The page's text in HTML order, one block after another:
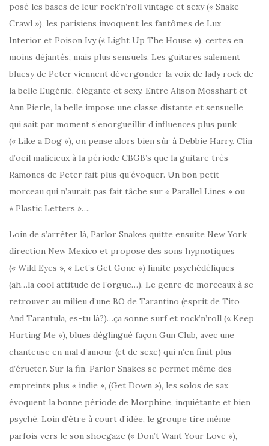
posé les bases de leur rock’n’roll vintage et sexy (« Snake
Crawl »), les parisiens invoquent les fantômes de Lux
Interior et Poison Ivy (« Light Up The House »), certes en
moins déjantés, mais plus sensuels. Les guitares salement
bluesy de Peter viennent dévergonder la voix de lady rock de
la belle Eugénie, élégante et sexy. Entre Alison Mosshart et
Ann Pierle, la belle impose une classe distante et sensuelle
qui sait par moment s’enorgueillir d’influences plus punk
(« Like a Dog »), on pense alors bien sûr à Debbie Harry. Clin
d’oeil malicieux à la période CBGB’s que la guitare très
Ramones de Peter fait plus qu’évoquer. Un bon petit
morceau qui n’aurait pas fait tâche sur « Parallel Lines » ou
« Plastic Letters »….
Loin de s’arrêter là, Parlor Snakes quitte ensuite New York
direction New Mexico et propose des sons hypnotiques
(« Wild Eyes », « Let’s Get Gone ») limite psychédéliques
(ah…la cool attitude de l’orgue…). Le genre de morceaux à se
retrouver au milieu d’une BO de Tarantino (esprit de Tito
And Tarantula, es-tu là?)…ça sonne surf et rock’n’roll (« Keep
Hurting Me »), blues déglingué façon Gun Club, avec une
chanteuse en mal d’amour (et de sexe) qui n’en finit plus
d’éructer. Sur la fin, Parlor Snakes se permet même des
empreints plus « indie », (Get Down »), les solos de sax
évoquent la bonne période de Morphine, inquiétante et bien
psyché. Loin d’être à court d’idée, le groupe tire même
parfois vers le son shoegaze (« Don’t Want Your Love »),